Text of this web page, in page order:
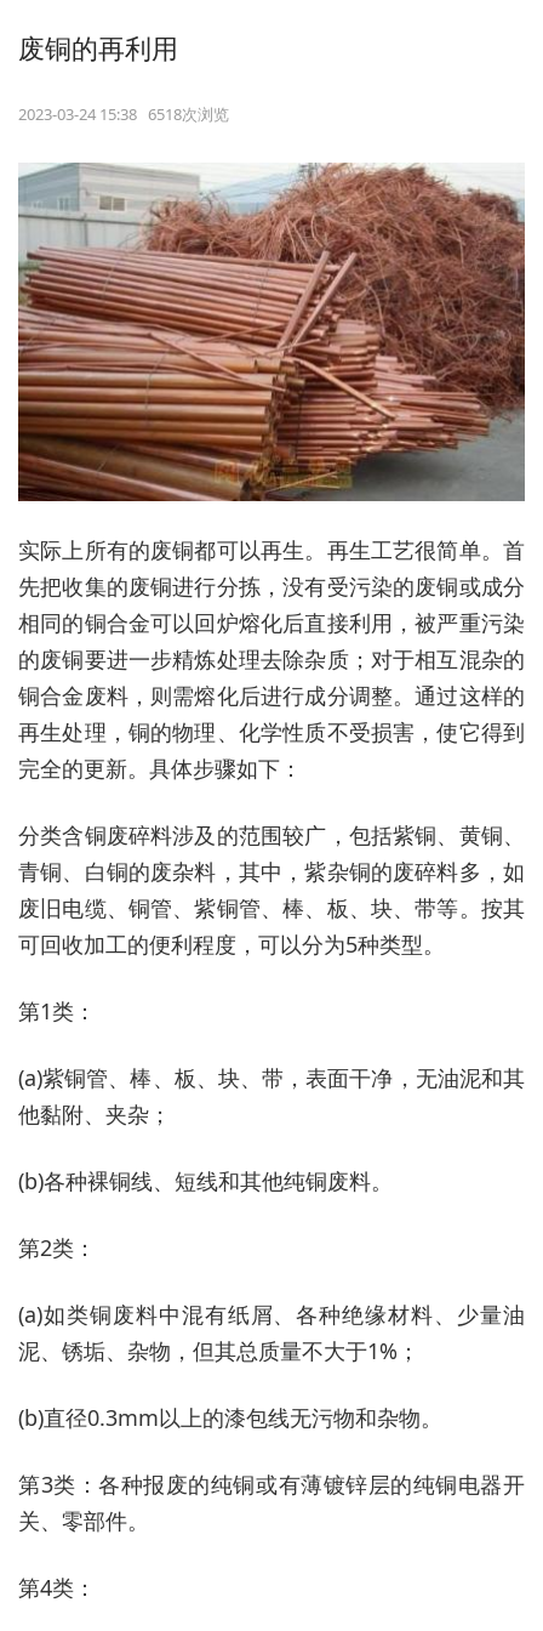
废铜的再利用
2023-03-24 15:38 6518次浏览
实际上所有的废铜都可以再生。再生工艺很简单。首
先把收集的废铜进行分拣，没有受污染的废铜或成分
相同的铜合金可以回炉熔化后直接利用，被严重污染
的废铜要进一步精炼处理去除杂质；对于相互混杂的
铜合金废料，则需熔化后进行成分调整。通过这样的
再生处理，铜的物理、化学性质不受损害，使它得到
完全的更新。具体步骤如下：
分类含铜废碎料涉及的范围较广，包括紫铜、黄铜、
青铜、白铜的废杂料，其中，紫杂铜的废碎料多，如
废旧电缆、铜管、紫铜管、棒、板、块、带等。按其
可回收加工的便利程度，可以分为5种类型。
第1类：
(a)紫铜管、棒、板、块、带，表面干净，无油泥和其
他黏附、夹杂；
(b)各种裸铜线、短线和其他纯铜废料。
第2类：
(a)如类铜废料中混有纸屑、各种绝缘材料、少量油
泥、锈垢、杂物，但其总质量不大于1%；
(b)直径0.3mm以上的漆包线无污物和杂物。
第3类：各种报废的纯铜或有薄镀锌层的纯铜电器开
关、零部件。
第4类：